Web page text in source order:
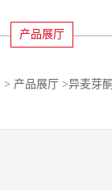
产品展厅
> 产品展厅 >异麦芽